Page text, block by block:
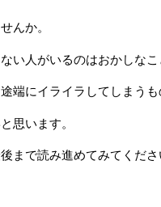
んか。
い人がいるのはおかしなこ
端にイライラしてしまうも
思います。
まで読み進めてみてくださ